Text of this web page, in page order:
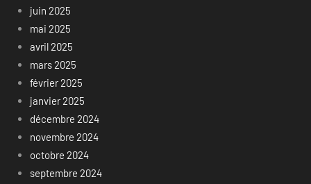
juin 2025
mai 2025
avril 2025
mars 2025
février 2025
janvier 2025
décembre 2024
novembre 2024
octobre 2024
septembre 2024